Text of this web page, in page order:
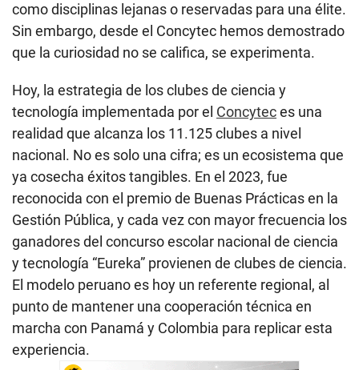
como disciplinas lejanas o reservadas para una élite.
Sin embargo, desde el Concytec hemos demostrado
que la curiosidad no se califica, se experimenta.
Hoy, la estrategia de los clubes de ciencia y
tecnología implementada por el Concyteces una
realidad que alcanza los 11.125 clubes a nivel
nacional. No es solo una cifra; es un ecosistema que
ya cosecha éxitos tangibles. En el 2023, fue
reconocida con el premio de Buenas Prácticas en la
Gestión Pública, y cada vez con mayor frecuencia los
ganadores del concurso escolar nacional de ciencia
y tecnología “Eureka” provienen de clubes de ciencia.
El modelo peruano es hoy un referente regional, al
punto de mantener una cooperación técnica en
marcha con Panamá y Colombia para replicar esta
experiencia.